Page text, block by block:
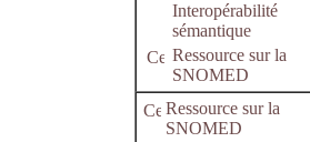
Interopérabilité
sémantique
Ressource sur la
SNOMED
Ressource sur la
SNOMED